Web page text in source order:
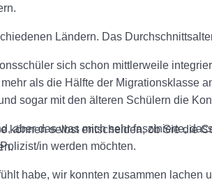
Ländern. Das
sich schon mittlerweile
als die Hälfte der Migrationsklasse
sogar mit den älteren Schülern die
aber das was mich sehr faszinierte,
in werden möchten.
habe, wir konnten zusammen lachen
selbst entscheiden, ob Sie die